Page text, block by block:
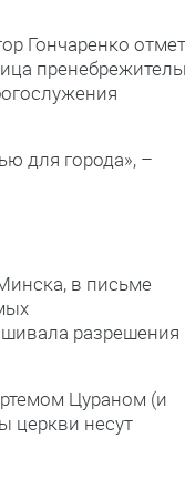
Гончаренко
для города», –
в письме
разрешения
Цураном (и
церкви несут